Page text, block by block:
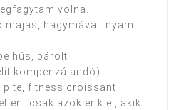
volna.
májas, hagymával..nyami!
hús, párolt
kompenzálandó)
pite, fitness croissant
csak azok érik el, akik